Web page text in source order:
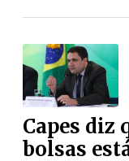
Capes diz
bolsas